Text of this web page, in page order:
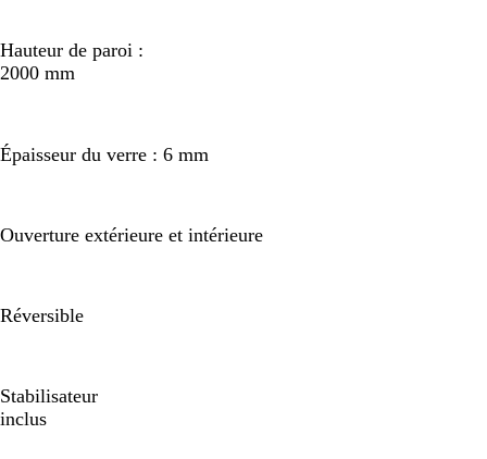
Hauteur de paroi :
2000 mm
Épaisseur du verre : 6 mm
Ouverture extérieure et intérieure
Réversible
Stabilisateur
inclus